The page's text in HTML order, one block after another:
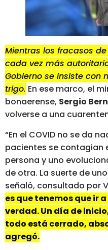
Mientras los fracasos
cada vez más
Gobierno se insiste con
trigo. En ese marco, el
bonaerense, Sergio
volverse a una
“En el COVID no se da
pacientes se contagian
persona y uno
de otra. La suerte de
señaló, consultado por
es que tenemos que ir
verdad. Un día de
todo está cerrado,
agregó.